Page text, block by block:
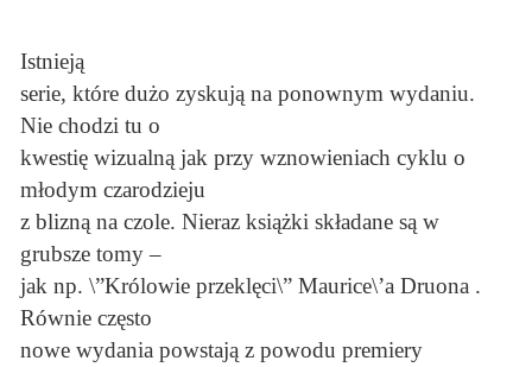
Istnieją
serie, które dużo zyskują na ponownym wydaniu.
Nie chodzi tu o
kwestię wizualną jak przy wznowieniach cyklu o
młodym czarodzieju
z blizną na czole. Nieraz książki składane są w
grubsze tomy –
jak np. \”Królowie przeklęci\” Maurice\’a Druona .
Równie często
nowe wydania powstają z powodu premiery